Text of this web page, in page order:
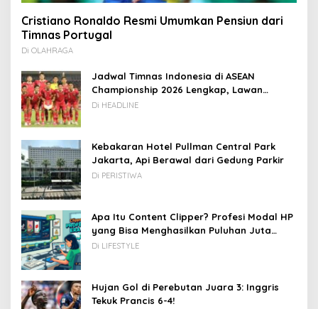
Cristiano Ronaldo Resmi Umumkan Pensiun dari
Timnas Portugal
Di OLAHRAGA
Jadwal Timnas Indonesia di ASEAN
Championship 2026 Lengkap, Lawan
Kamboja hingga Vietnam
Di HEADLINE
Kebakaran Hotel Pullman Central Park
Jakarta, Api Berawal dari Gedung Parkir
Di PERISTIWA
Apa Itu Content Clipper? Profesi Modal HP
yang Bisa Menghasilkan Puluhan Juta
Rupiah
Di LIFESTYLE
Hujan Gol di Perebutan Juara 3: Inggris
Tekuk Prancis 6-4!